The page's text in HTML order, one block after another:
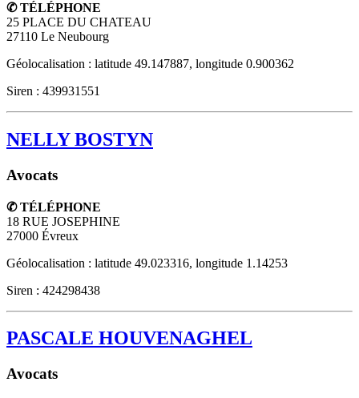
✆ TÉLÉPHONE
25 PLACE DU CHATEAU
27110 Le Neubourg
Géolocalisation : latitude 49.147887, longitude 0.900362
Siren : 439931551
NELLY BOSTYN
Avocats
✆ TÉLÉPHONE
18 RUE JOSEPHINE
27000 Évreux
Géolocalisation : latitude 49.023316, longitude 1.14253
Siren : 424298438
PASCALE HOUVENAGHEL
Avocats